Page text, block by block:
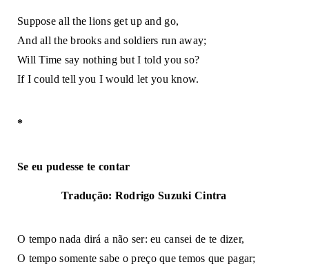
Suppose all the lions get up and go,
And all the brooks and soldiers run away;
Will Time say nothing but I told you so?
If I could tell you I would let you know.
*
Se eu pudesse te contar
Tradução: Rodrigo Suzuki Cintra
O tempo nada dirá a não ser: eu cansei de te dizer,
O tempo somente sabe o preço que temos que pagar;